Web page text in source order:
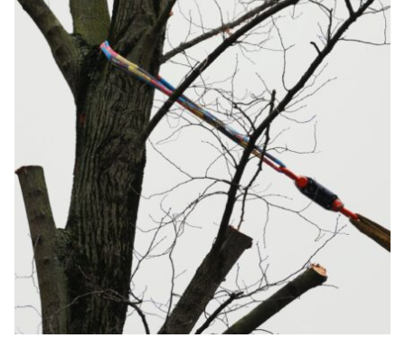
reilen en zeilen rond de bruggen en
kademuren in Amsterdam. Meld je aan voor
onze updates en je mist geen verhaal!
E-mailadres
Hoe vaak wil je van ons horen:
Bij elk nieuw artikel
Wekelijks